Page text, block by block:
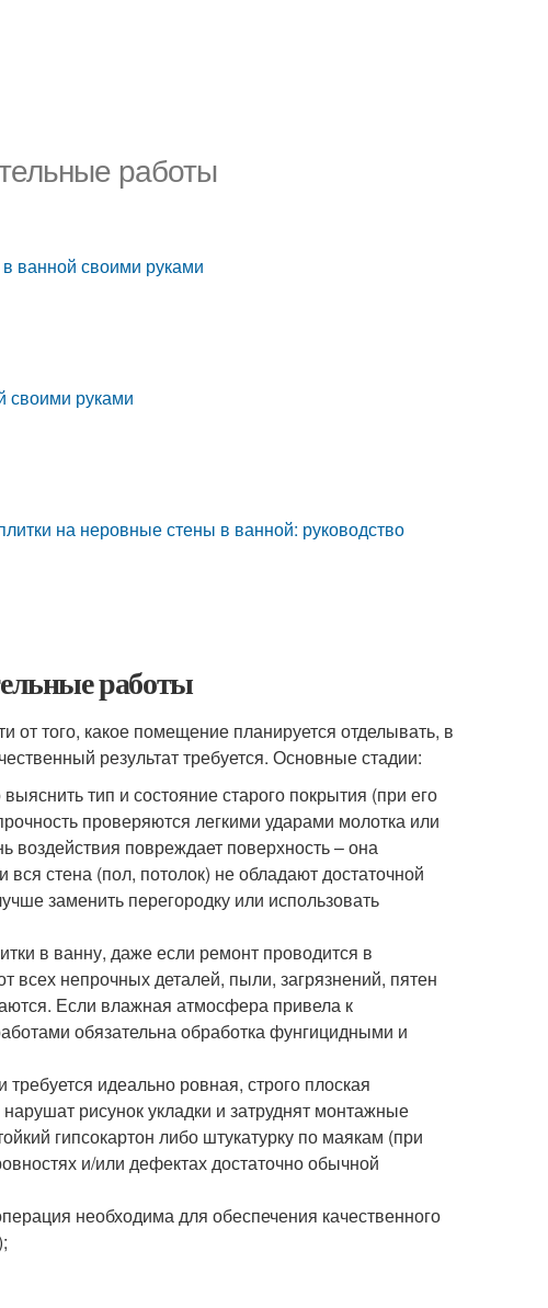
работы
в ванной своими руками
своими руками
на неровные стены в ванной: руководство
работы
от того, какое помещение планируется отделывать, в
результат требуется. Основные стадии:
тип и состояние старого покрытия (при его
проверяются легкими ударами молотка или
воздействия повреждает поверхность – она
стена (пол, потолок) не обладают достаточной
заменить перегородку или использовать
в ванну, даже если ремонт проводится в
всех непрочных деталей, пыли, загрязнений, пятен
Если влажная атмосфера привела к
обязательна обработка фунгицидными и
идеально ровная, строго плоская
рисунок укладки и затруднят монтажные
гипсокартон либо штукатурку по маякам (при
и/или дефектах достаточно обычной
необходима для обеспечения качественного